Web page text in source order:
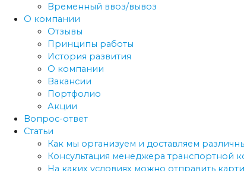
Временный ввоз/вывоз
О компании
Отзывы
Принципы работы
История развития
О компании
Вакансии
Портфолио
Акции
Вопрос-ответ
Статьи
Как мы организуем и доставляем
Консультация менеджера транспортной
На каких условиях можно отправить